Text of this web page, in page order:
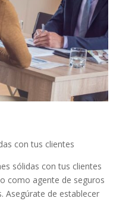
con tus clientes
sólidas con tus clientes
como agente de seguros
Asegúrate de establecer